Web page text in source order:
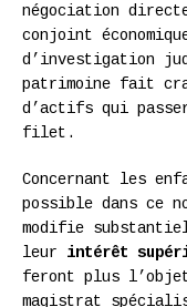
négociation
conjoint
d’investigation
patrimoine fait
d’actifs qui
filet.
Concernant les
possible dans ce
modifie
leur intérêt
feront plus l’objet
magistrat